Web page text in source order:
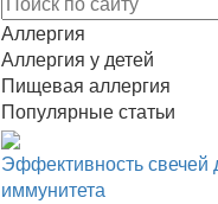
Аллергия
Аллергия у детей
Пищевая аллергия
Популярные статьи
Эффективность
иммунитета